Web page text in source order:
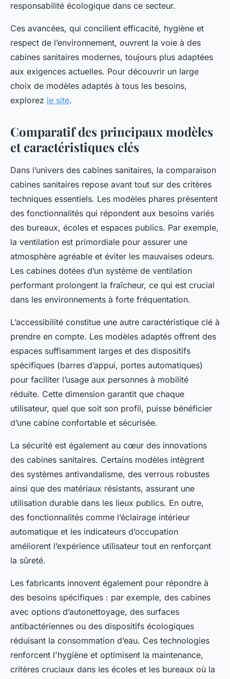
responsabilité écologique dans ce secteur.
Ces avancées, qui concilient efficacité, hygiène et
respect de l’environnement, ouvrent la voie à des
cabines sanitaires modernes, toujours plus adaptées
aux exigences actuelles. Pour découvrir un large
choix de modèles adaptés à tous les besoins,
explorez le site.
Comparatif des principaux modèles
et caractéristiques clés
Dans l’univers des cabines sanitaires, la comparaison
cabines sanitaires repose avant tout sur des critères
techniques essentiels. Les modèles phares présentent
des fonctionnalités qui répondent aux besoins variés
des bureaux, écoles et espaces publics. Par exemple,
la ventilation est primordiale pour assurer une
atmosphère agréable et éviter les mauvaises odeurs.
Les cabines dotées d’un système de ventilation
performant prolongent la fraîcheur, ce qui est crucial
dans les environnements à forte fréquentation.
L’accessibilité constitue une autre caractéristique clé à
prendre en compte. Les modèles adaptés offrent des
espaces suffisamment larges et des dispositifs
spécifiques (barres d’appui, portes automatiques)
pour faciliter l’usage aux personnes à mobilité
réduite. Cette dimension garantit que chaque
utilisateur, quel que soit son profil, puisse bénéficier
d’une cabine confortable et sécurisée.
La sécurité est également au cœur des innovations
des cabines sanitaires. Certains modèles intègrent
des systèmes antivandalisme, des verrous robustes
ainsi que des matériaux résistants, assurant une
utilisation durable dans les lieux publics. En outre,
des fonctionnalités comme l’éclairage intérieur
automatique et les indicateurs d’occupation
améliorent l’expérience utilisateur tout en renforçant
la sûreté.
Les fabricants innovent également pour répondre à
des besoins spécifiques : par exemple, des cabines
avec options d’autonettoyage, des surfaces
antibactériennes ou des dispositifs écologiques
réduisant la consommation d’eau. Ces technologies
renforcent l'hygiène et optimisent la maintenance,
critères cruciaux dans les écoles et les bureaux où la